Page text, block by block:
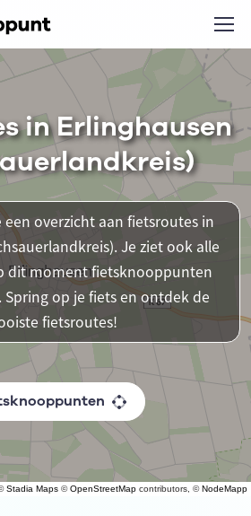
Stadia Maps ©OpenStreetMap contributors, ©NodeMapp
in Erlinghausen
overzicht aan fietsroutes in
Je ziet ook alle
dit moment fietsknooppunten
Spring op je fiets en ontdek de
fietsroutes!